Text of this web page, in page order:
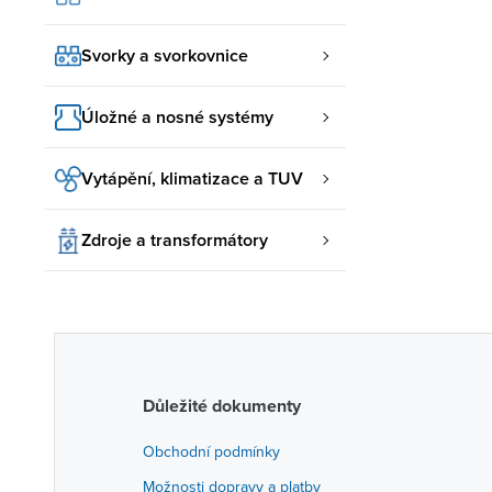
Svorky a svorkovnice
Úložné a nosné systémy
Vytápění, klimatizace a TUV
Zdroje a transformátory
Důležité dokumenty
Obchodní podmínky
Možnosti dopravy a platby